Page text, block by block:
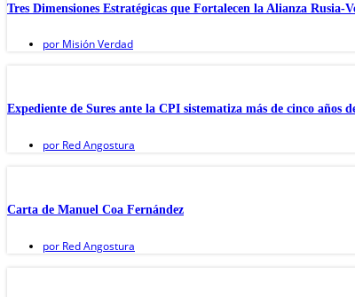
Tres Dimensiones Estratégicas que Fortalecen la Alianza Rusia-
por Misión Verdad
Expediente de Sures ante la CPI sistematiza más de cinco años
por Red Angostura
Carta de Manuel Coa Fernández
por Red Angostura